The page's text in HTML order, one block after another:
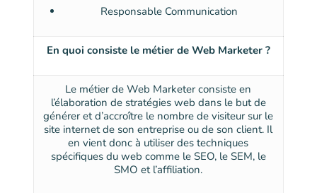
Responsable Communication
En quoi consiste le métier de Web Marketer ?
Le métier de Web Marketer consiste en
l’élaboration de stratégies web dans le but de
générer et d’accroître le nombre de visiteur sur le
site internet de son entreprise ou de son client. Il
en vient donc à utiliser des techniques
spécifiques du web comme le SEO, le SEM, le
SMO et l’affiliation.